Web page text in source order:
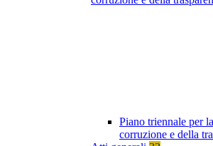
Piano triennale per
corruzione e della